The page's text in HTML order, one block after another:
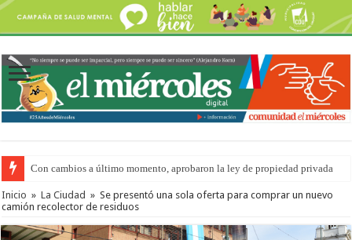
Con cambios a último momento, aprobaron la ley de propiedad privada
Del viernes 7 al domingo 9 de agosto: la agenda ¿A dónde ir? para este
Inicio » La Ciudad » Se presentó una sola oferta para comprar un nuevo
camión recolector de residuos